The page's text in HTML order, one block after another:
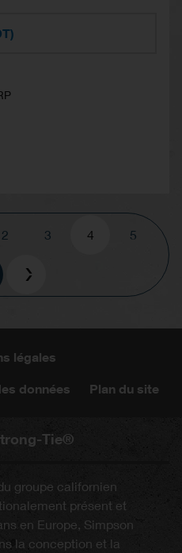
Page
2 Page
3
Current
4 Page
5
légales
données Plan du site
Tie®
groupe californien
présent et
en Europe, Simpson
la conception et la